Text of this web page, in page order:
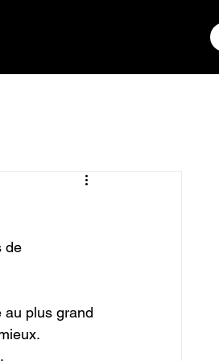
de
au plus grand